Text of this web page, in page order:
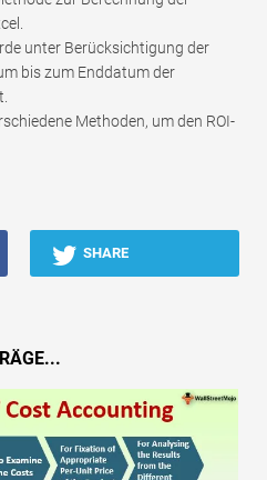
unter Berücksichtigung der
bis zum Enddatum der
Methoden, um den ROI-
SHARE